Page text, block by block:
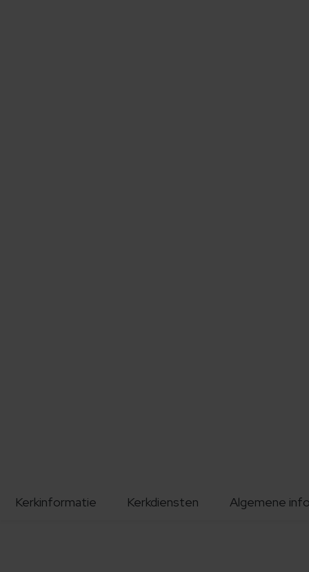
Kerkinformatie Kerkdiensten Algemene